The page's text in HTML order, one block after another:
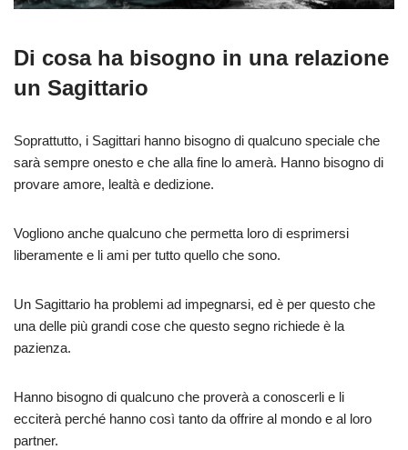
Di cosa ha bisogno in una relazione
un Sagittario
Soprattutto, i Sagittari hanno bisogno di qualcuno speciale che
sarà sempre onesto e che alla fine lo amerà. Hanno bisogno di
provare amore, lealtà e dedizione.
Vogliono anche qualcuno che permetta loro di esprimersi
liberamente e li ami per tutto quello che sono.
Un Sagittario ha problemi ad impegnarsi, ed è per questo che
una delle più grandi cose che questo segno richiede è la
pazienza.
Hanno bisogno di qualcuno che proverà a conoscerli e li
ecciterà perché hanno così tanto da offrire al mondo e al loro
partner.